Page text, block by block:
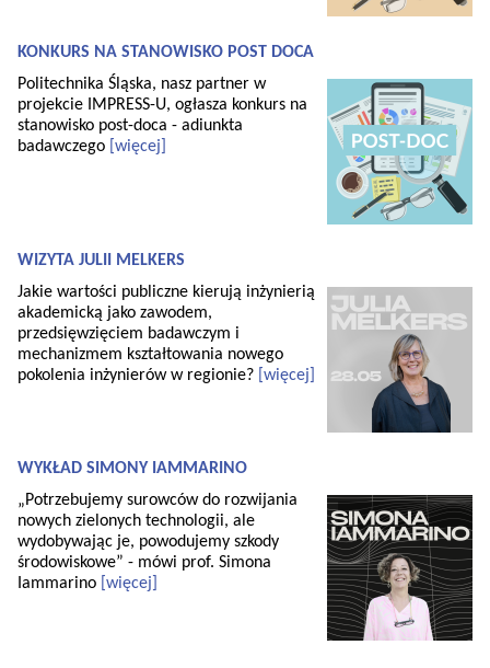
KONKURS NA STANOWISKO POST DOCA
Politechnika Śląska, nasz partner w
projekcie IMPRESS-U, ogłasza konkurs na
stanowisko post-doca - adiunkta
badawczego [więcej]
WIZYTA JULII MELKERS
Jakie wartości publiczne kierują inżynierią
akademicką jako zawodem,
przedsięwzięciem badawczym i
mechanizmem kształtowania nowego
pokolenia inżynierów w regionie? [więcej]
WYKŁAD SIMONY IAMMARINO
„Potrzebujemy surowców do rozwijania
nowych zielonych technologii, ale
wydobywając je, powodujemy szkody
środowiskowe” - mówi prof. Simona
Iammarino [więcej]